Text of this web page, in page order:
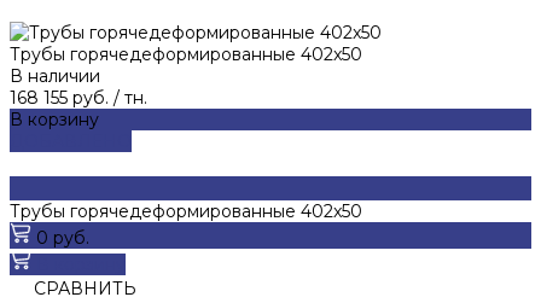
Трубы горячедеформированные 402x50
В наличии
168 155 руб. / тн.
В корзину
Трубы горячедеформированные 402x50
0 руб.
СРАВНИТЬ